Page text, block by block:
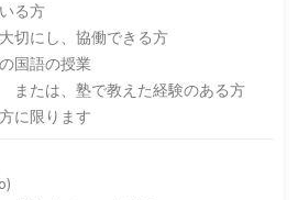
る方
切にし、協働できる方
国語の授業
または、塾で教えた経験のある方
に限ります